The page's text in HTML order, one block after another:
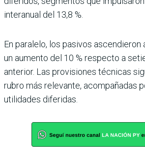
interanual del 13,8 %.
En paralelo, los pasivos ascen­dieron
un aumento del 10 % respecto a
anterior. Las provisiones técnicas
rubro más relevante, acompañadas
utilidades diferidas.